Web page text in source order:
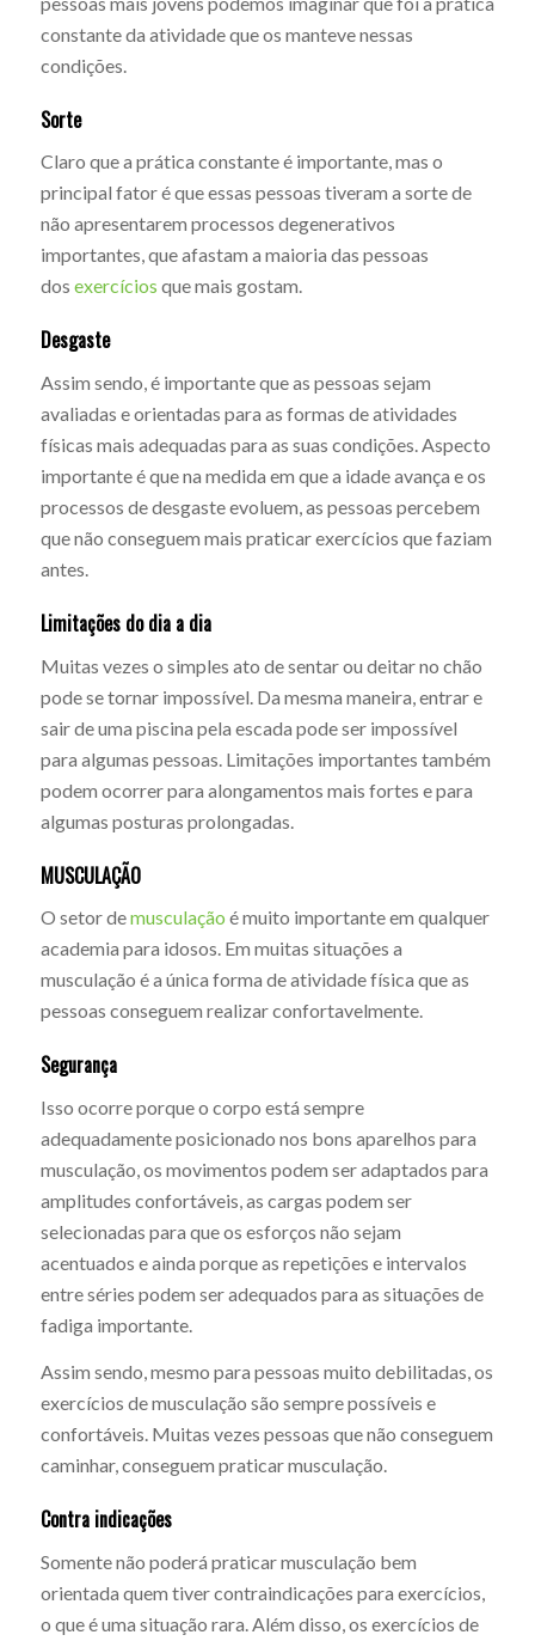
constante da atividade que os manteve nessas
condições.
Sorte
Claro que a prática constante é importante, mas o
principal fator é que essas pessoas tiveram a sorte de
não apresentarem processos degenerativos
importantes, que afastam a maioria das pessoas
dos exercícios que mais gostam.
Desgaste
Assim sendo, é importante que as pessoas sejam
avaliadas e orientadas para as formas de atividades
físicas mais adequadas para as suas condições. Aspecto
importante é que na medida em que a idade avança e os
processos de desgaste evoluem, as pessoas percebem
que não conseguem mais praticar exercícios que faziam
antes.
Limitações do dia a dia
Muitas vezes o simples ato de sentar ou deitar no chão
pode se tornar impossível. Da mesma maneira, entrar e
sair de uma piscina pela escada pode ser impossível
para algumas pessoas. Limitações importantes também
podem ocorrer para alongamentos mais fortes e para
algumas posturas prolongadas.
MUSCULAÇÃO
O setor demusculação é muito importante em qualquer
academia para idosos. Em muitas situações a
musculação é a única forma de atividade física que as
pessoas conseguem realizar confortavelmente.
Segurança
Isso ocorre porque o corpo está sempre
adequadamente posicionado nos bons aparelhos para
musculação, os movimentos podem ser adaptados para
amplitudes confortáveis, as cargas podem ser
selecionadas para que os esforços não sejam
acentuados e ainda porque as repetições e intervalos
entre séries podem ser adequados para as situações de
fadiga importante.
Assim sendo, mesmo para pessoas muito debilitadas, os
exercícios de musculação são sempre possíveis e
confortáveis. Muitas vezes pessoas que não conseguem
caminhar, conseguem praticar musculação.
Contra indicações
Somente não poderá praticar musculação bem
orientada quem tiver contraindicações para exercícios,
o que é uma situação rara. Além disso, os exercícios de